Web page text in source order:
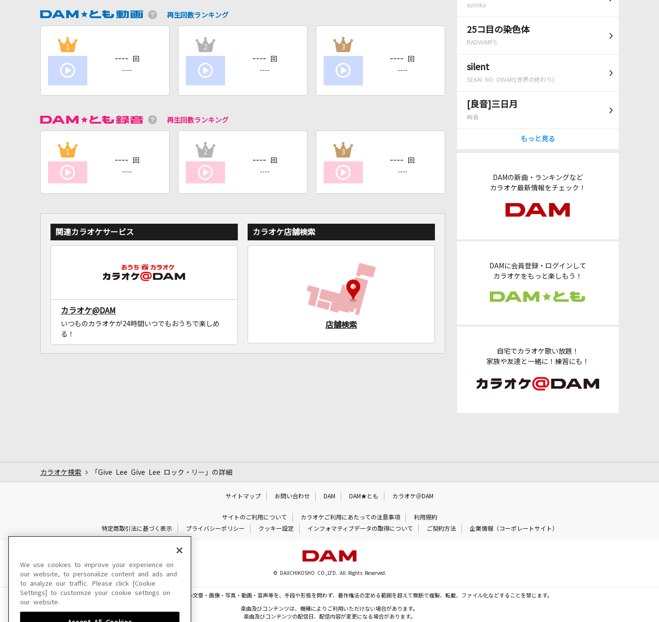
sumika
25コ目の染色体
RADWIMPS
silent
SEKAI NO OWARI(世界の終わり)
[良音]三日月
絢香
もっと見る
DAMの新曲・ランキングなど
カラオケ最新情報をチェック！
DAMに会員登録・ログインして
カラオケをもっと楽しもう！
自宅でカラオケ歌い放題！
家族や友達と一緒に！練習にも！
再生回数ランキング
1
---- 回
----
2
---- 回
----
3
---- 回
----
再生回数ランキング
1
---- 回
----
2
---- 回
----
3
---- 回
----
関連カラオケサービス
カラオケ@DAM
いつものカラオケが24時間いつでもおうちで楽しめ
る！
カラオケ店舗検索
店舗検索
カラオケ検索 「Give Lee Give Lee ロック・リー」の詳細
サイトマップ お問い合わせ DAM DAM★とも カラオケ＠DAM
サイトのご利用について カラオケご利用にあたっての注意事項
利用規約
特定商取引法に基づく表示
プライバシーポリシー クッキー設定 インフォマティブデータの取得について ご契約方法 企業情報（コーポレートサイト）
© DAIICHIKOSHO CO.,LTD. All Rights Reserved.
このサイトに掲載されている一切の文章・画像・写真・動画・音声等を、手段や形態を問わず、著作権法の定める範囲を超えて無断で複製、転載、ファイル化などすることを禁じます。
楽曲及びコンテンツは、機種によりご利用いただけない場合があります。
楽曲及びコンテンツの配信日、配信内容が変更になる場合があります。
We use cookies to improve your experience on
our website, to personalize content and ads and
to analyze our traffic. Please click [Cookie
Settings] to customize your cookie settings on
our website.